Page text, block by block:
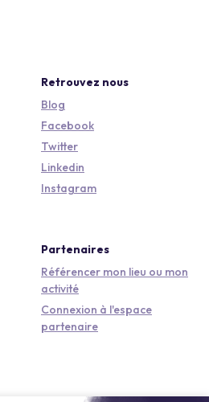
Retrouvez nous
Blog
Facebook
Twitter
Linkedin
Instagram
Partenaires
Référencer mon lieu ou mon
activité
Connexion à l'espace
partenaire